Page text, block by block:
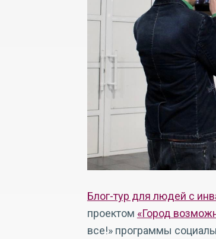
Блог-тур для людей с
проектом «Город
все!» программы